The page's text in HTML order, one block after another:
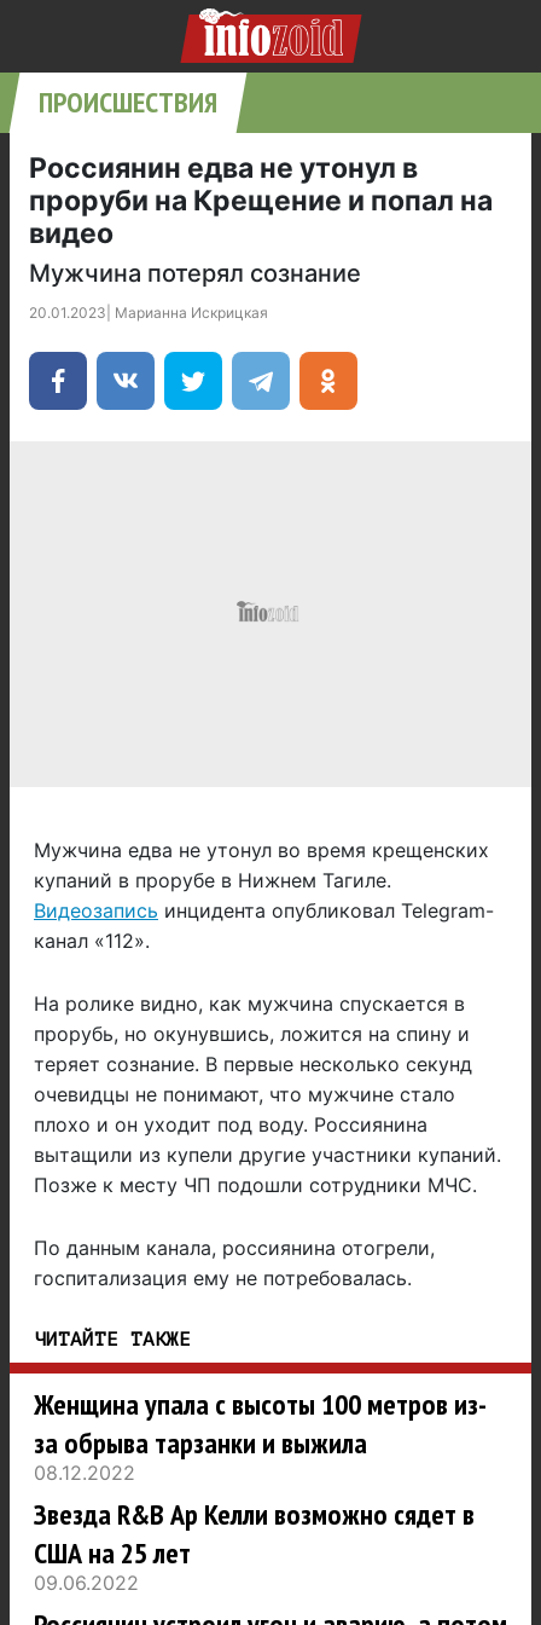
ПРОИСШЕСТВИЯ
Россиянин едва не утонул в
проруби на Крещение и попал на
видео
Мужчина потерял сознание
20.01.2023 Марианна Искрицкая
Мужчина едва не утонул во время крещенских
купаний в прорубе в Нижнем Тагиле.
Видеозапись инцидента опубликовал Telegram-
канал «112».
На ролике видно, как мужчина спускается в
прорубь, но окунувшись, ложится на спину и
теряет сознание. В первые несколько секунд
очевидцы не понимают, что мужчине стало
плохо и он уходит под воду. Россиянина
вытащили из купели другие участники купаний.
Позже к месту ЧП подошли сотрудники МЧС.
По данным канала, россиянина отогрели,
госпитализация ему не потребовалась.
ЧИТАЙТЕ ТАКЖЕ
Женщина упала с высоты 100 метров из-
за обрыва тарзанки и выжила
08.12.2022
Звезда R&B Ар Келли возможно сядет в
США на 25 лет
09.06.2022